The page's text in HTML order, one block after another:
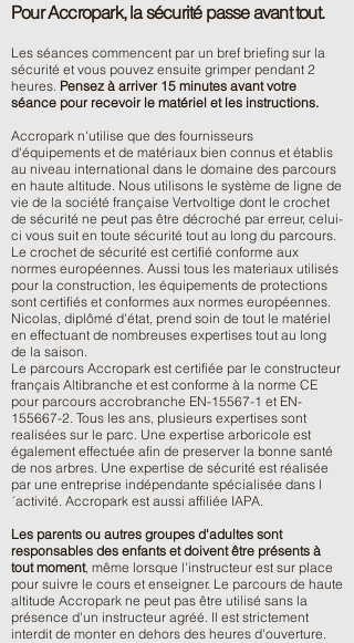
Pour Accropark, la sécurité passe avant tout.
Les séances commencent par un bref briefing sur la
sécurité et vous pouvez ensuite grimper pendant 2
heures. Pensez à arriver 15 minutes avant votre
séance pour recevoir le matériel et les instructions.
Accropark n'utilise que des fournisseurs
d'équipements et de matériaux bien connus et établis
au niveau international dans le domaine des parcours
en haute altitude. Nous utilisons le système de ligne de
vie de la société française Vertvoltige dont le crochet
de sécurité ne peut pas être décroché par erreur, celui-
ci vous suit en toute sécurité tout au long du parcours.
Le crochet de sécurité est certifié conforme aux
normes européennes. Aussi tous les materiaux utilisés
pour la construction, les équipements de protections
sont certifiés et conformes aux normes européennes.
Nicolas, diplômé d'état, prend soin de tout le matériel
en effectuant de nombreuses expertises tout au long
de la saison.
Le parcours Accropark est certifiée par le constructeur
français Altibranche et est conforme à la norme CE
pour parcours accrobranche EN-15567-1 et EN-
155667-2. Tous les ans, plusieurs expertises sont
realisées sur le parc. Une expertise arboricole est
également effectuée afin de preserver la bonne santé
de nos arbres. Une expertise de sécurité est réalisée
par une entreprise indépendante spécialisée dans l
´activité. Accropark est aussi affiliée IAPA.
Les parents ou autres groupes d'adultes sont
responsables des enfants et doivent être présents à
tout moment, même lorsque l'instructeur est sur place
pour suivre le cours et enseigner. Le parcours de haute
altitude Accropark ne peut pas être utilisé sans la
présence d'un instructeur agréé. Il est strictement
interdit de monter en dehors des heures d'ouverture.